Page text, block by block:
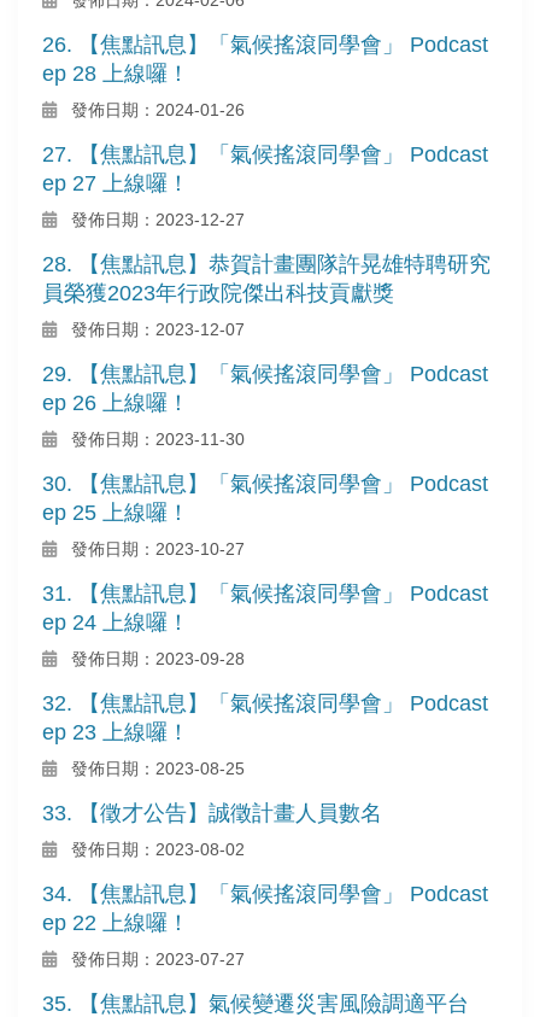
26. 【焦點訊息】「氣候搖滾同學會」 Podcast
ep 28 上線囉！
發佈日期：2024-01-26
27. 【焦點訊息】「氣候搖滾同學會」 Podcast
ep 27 上線囉！
發佈日期：2023-12-27
28. 【焦點訊息】恭賀計畫團隊許晃雄特聘研究
員榮獲2023年行政院傑出科技貢獻獎
發佈日期：2023-12-07
29. 【焦點訊息】「氣候搖滾同學會」 Podcast
ep 26 上線囉！
發佈日期：2023-11-30
30. 【焦點訊息】「氣候搖滾同學會」 Podcast
ep 25 上線囉！
發佈日期：2023-10-27
31. 【焦點訊息】「氣候搖滾同學會」 Podcast
ep 24 上線囉！
發佈日期：2023-09-28
32. 【焦點訊息】「氣候搖滾同學會」 Podcast
ep 23 上線囉！
發佈日期：2023-08-25
33. 【徵才公告】誠徵計畫人員數名
發佈日期：2023-08-02
34. 【焦點訊息】「氣候搖滾同學會」 Podcast
ep 22 上線囉！
發佈日期：2023-07-27
35. 【焦點訊息】氣候變遷災害風險調適平台